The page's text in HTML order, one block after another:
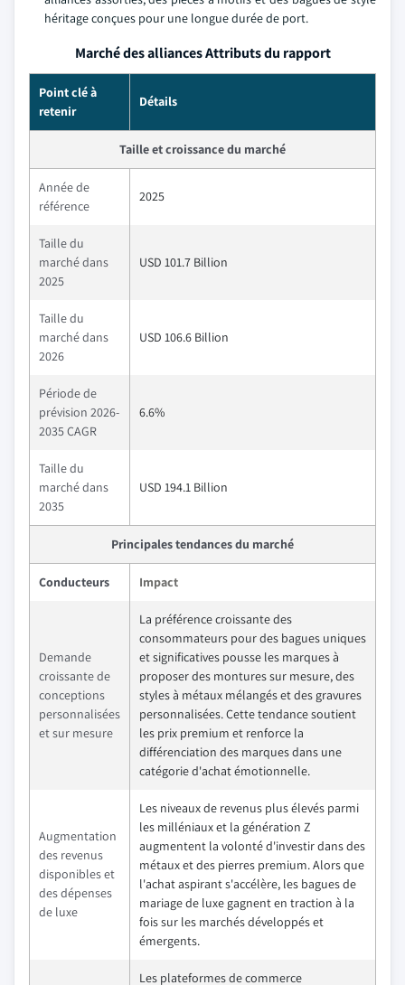
héritage conçues pour une longue durée de port.
Marché des alliances Attributs du rapport
Point clé à
retenir
Détails
Taille et croissance du marché
Année de
référence
2025
Taille du
marché dans
2025
USD 101.7 Billion
Taille du
marché dans
2026
USD 106.6 Billion
Période de
prévision 2026-
2035 CAGR
6.6%
Taille du
marché dans
2035
USD 194.1 Billion
Principales tendances du marché
Conducteurs Impact
Demande
croissante de
conceptions
personnalisées
et sur mesure
La préférence croissante des
consommateurs pour des bagues uniques
et significatives pousse les marques à
proposer des montures sur mesure, des
styles à métaux mélangés et des gravures
personnalisées. Cette tendance soutient
les prix premium et renforce la
différenciation des marques dans une
catégorie d'achat émotionnelle.
Augmentation
des revenus
disponibles et
des dépenses
de luxe
Les niveaux de revenus plus élevés parmi
les milléniaux et la génération Z
augmentent la volonté d'investir dans des
métaux et des pierres premium. Alors que
l'achat aspirant s'accélère, les bagues de
mariage de luxe gagnent en traction à la
fois sur les marchés développés et
émergents.
Les plateformes de commerce